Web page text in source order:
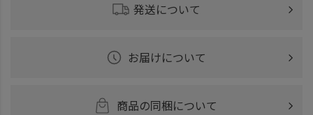
発送について
お届けについて
商品の同梱について